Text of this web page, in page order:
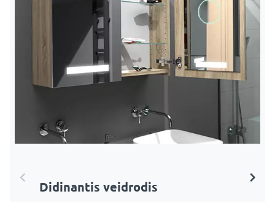
Didinantis veidrodis
LED didinamasis veidrodis